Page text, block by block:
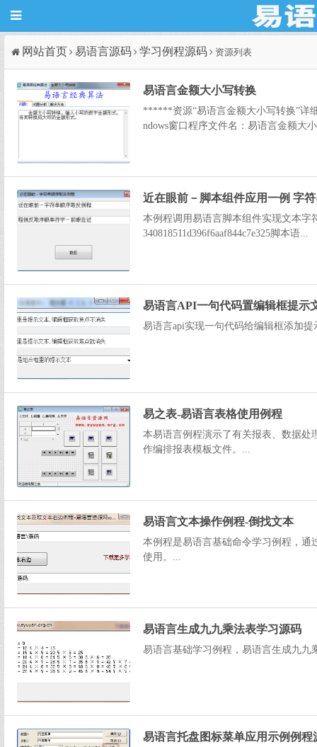
网站首页 易语言源码 学习例程源码 资源列表
易语言金额大小写转换
******资源“易语言金额大小写转换”详
ndows窗口程序文件名：易语言金额大
近在眼前－脚本组件应用一例 字
本例程调用易语言脚本组件实现文本字
340818511d396f6aaf844c7e325脚本语...
易语言API一句代码置编辑框提示
易语言api实现一句代码给编辑框添加提
易之表-易语言表格使用例程
本易语言例程演示了有关报表、数据处
作编排报表模板文件。...
易语言文本操作例程-倒找文本
本例程是易语言基础命令学习例程，通
使用。...
易语言生成九九乘法表学习源码
易语言基础学习例程，易语言生成九
易语言托盘图标菜单应用示例例程